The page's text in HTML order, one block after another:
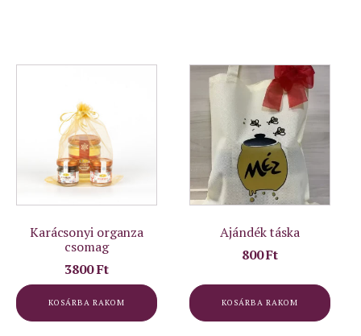
Karácsonyi organza
csomag
3800Ft
KOSÁRBA RAKOM
Ajándék táska
800Ft
KOSÁRBA RAKOM